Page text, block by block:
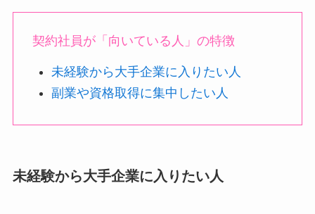
契約社員が「向いている人」の特徴
未経験から大手企業に入りたい人
副業や資格取得に集中したい人
未経験から大手企業に入りたい人